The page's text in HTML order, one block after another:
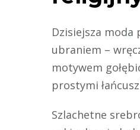
Dzisiejsza
ubraniem –
motywem
prostymi
Szlachetne